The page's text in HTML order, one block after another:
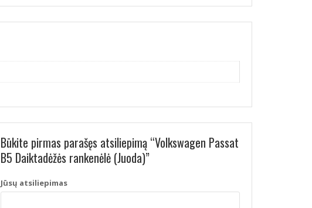
Būkite pirmas parašęs atsiliepimą “Volkswagen Passat
B5 Daiktadėžės rankenėlė (Juoda)”
Jūsų atsiliepimas